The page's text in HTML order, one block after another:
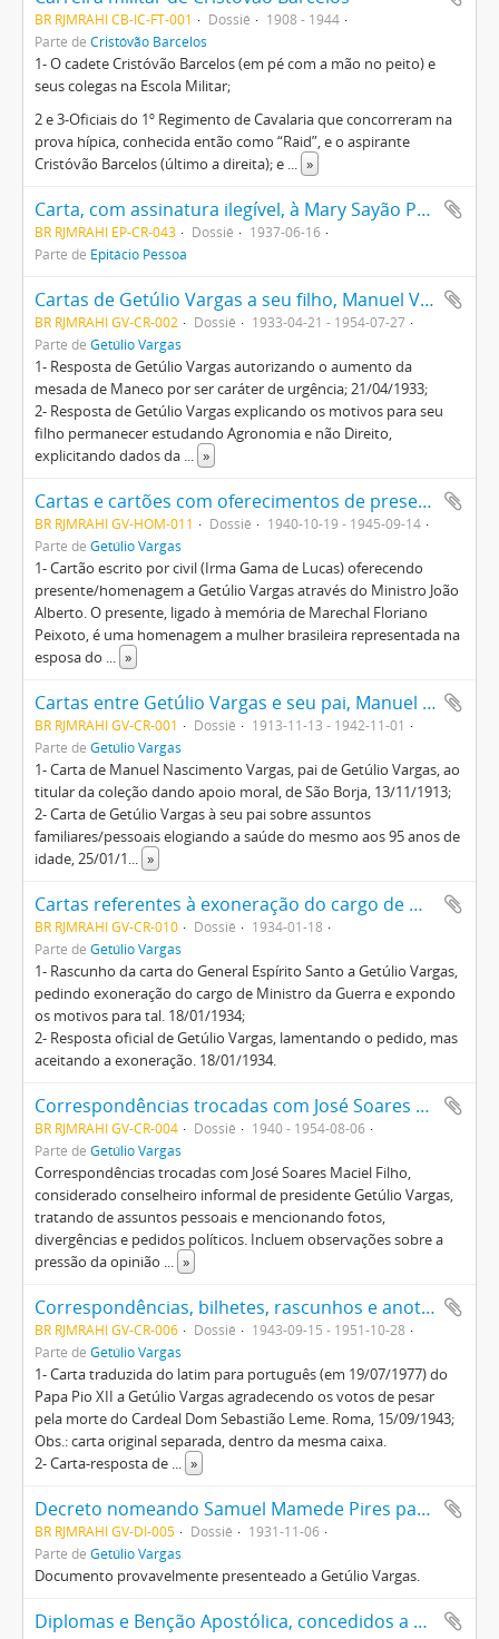
BR RJMRAHI CB-IC-FT-001 Dossiê
1908 - 1944
Parte de Cristóvão Barcelos
1- O cadete Cristóvão Barcelos (em pé com a mão no peito) e
seus colegas na Escola Militar;
2 e 3-Oficiais do 1º Regimento de Cavalaria que concorreram na
prova hípica, conhecida então como “Raid”, e o aspirante
Cristóvão Barcelos (último a direita); e ... »
Carta, com assinatura ilegível, à Mary Sayão Pessoa, esposa de Epitácio Pessoa, pedindo sua recomendação ao Embaixador J. Bonifácio e enviando a Revista Ilustração
BR RJMRAHI EP-CR-043 Dossiê
1937-06-16
Parte de Epitácio Pessoa
Cartas de Getúlio Vargas a seu filho, Manuel Vargas (Maneco), contendo observações relativas a assuntos pessoais e a comentários sobre questões políticas do Estado do Rio Grande do Sul
BR RJMRAHI GV-CR-002 Dossiê
1933-04-21 - 1954-07-27
Parte de Getúlio Vargas
1- Resposta de Getúlio Vargas autorizando o aumento da
mesada de Maneco por ser caráter de urgência; 21/04/1933;
2- Resposta de Getúlio Vargas explicando os motivos para seu
filho permanecer estudando Agronomia e não Direito,
explicitando dados da ... »
Cartas e cartões com oferecimentos de presentes e homenagens a Getúlio Vargas
BR RJMRAHI GV-HOM-011 Dossiê
1940-10-19 - 1945-09-14
Parte de Getúlio Vargas
1- Cartão escrito por civil (Irma Gama de Lucas) oferecendo
presente/homenagem a Getúlio Vargas através do Ministro João
Alberto. O presente, ligado à memória de Marechal Floriano
Peixoto, é uma homenagem a mulher brasileira representada na
esposa do ... »
Cartas entre Getúlio Vargas e seu pai, Manuel do Nascimento Vargas, sobre assuntos pessoais, contendo comentários sobre o apoio do Brasil aos EUA durante a 2º Guerra Mundial
BR RJMRAHI GV-CR-001 Dossiê
1913-11-13 - 1942-11-01
Parte de Getúlio Vargas
1- Carta de Manuel Nascimento Vargas, pai de Getúlio Vargas, ao
titular da coleção dando apoio moral, de São Borja, 13/11/1913;
2- Carta de Getúlio Vargas à seu pai sobre assuntos
familiares/pessoais elogiando a saúde do mesmo aos 95 anos de
idade, 25/01/1... »
Cartas referentes à exoneração do cargo de Ministro da Guerra
BR RJMRAHI GV-CR-010 Dossiê
1934-01-18
Parte de Getúlio Vargas
1- Rascunho da carta do General Espírito Santo a Getúlio Vargas,
pedindo exoneração do cargo de Ministro da Guerra e expondo
os motivos para tal. 18/01/1934;
2- Resposta oficial de Getúlio Vargas, lamentando o pedido, mas
aceitando a exoneração. 18/01/1934.
Correspondências trocadas com José Soares Maciel Filho tratando de assuntos pessoais e mencionando fotos, divergências e pedidos políticos
BR RJMRAHI GV-CR-004 Dossiê
1940 - 1954-08-06
Parte de Getúlio Vargas
Correspondências trocadas com José Soares Maciel Filho,
considerado conselheiro informal de presidente Getúlio Vargas,
tratando de assuntos pessoais e mencionando fotos,
divergências e pedidos políticos. Incluem observações sobre a
pressão da opinião ... »
Correspondências, bilhetes, rascunhos e anotações diversas de Getúlio Vargas, algumas incompletas, sobre assuntos pessoais e políticos
BR RJMRAHI GV-CR-006 Dossiê
1943-09-15 - 1951-10-28
Parte de Getúlio Vargas
1- Carta traduzida do latim para português (em 19/07/1977) do
Papa Pio XII a Getúlio Vargas agradecendo os votos de pesar
pela morte do Cardeal Dom Sebastião Leme. Roma, 15/09/1943;
Obs.: carta original separada, dentro da mesma caixa.
2- Carta-resposta de ... »
Decreto nomeando Samuel Mamede Pires para o cargo de Fiel da Estrada de Ferro Central do Brasil
BR RJMRAHI GV-DI-005 Dossiê
1931-11-06
Parte de Getúlio Vargas
Documento provavelmente presenteado a Getúlio Vargas.
Diplomas e Benção Apostólica, concedidos a Getúlio Vargas, Darcy Vargas e Getúlio Vargas Filho, entre outros